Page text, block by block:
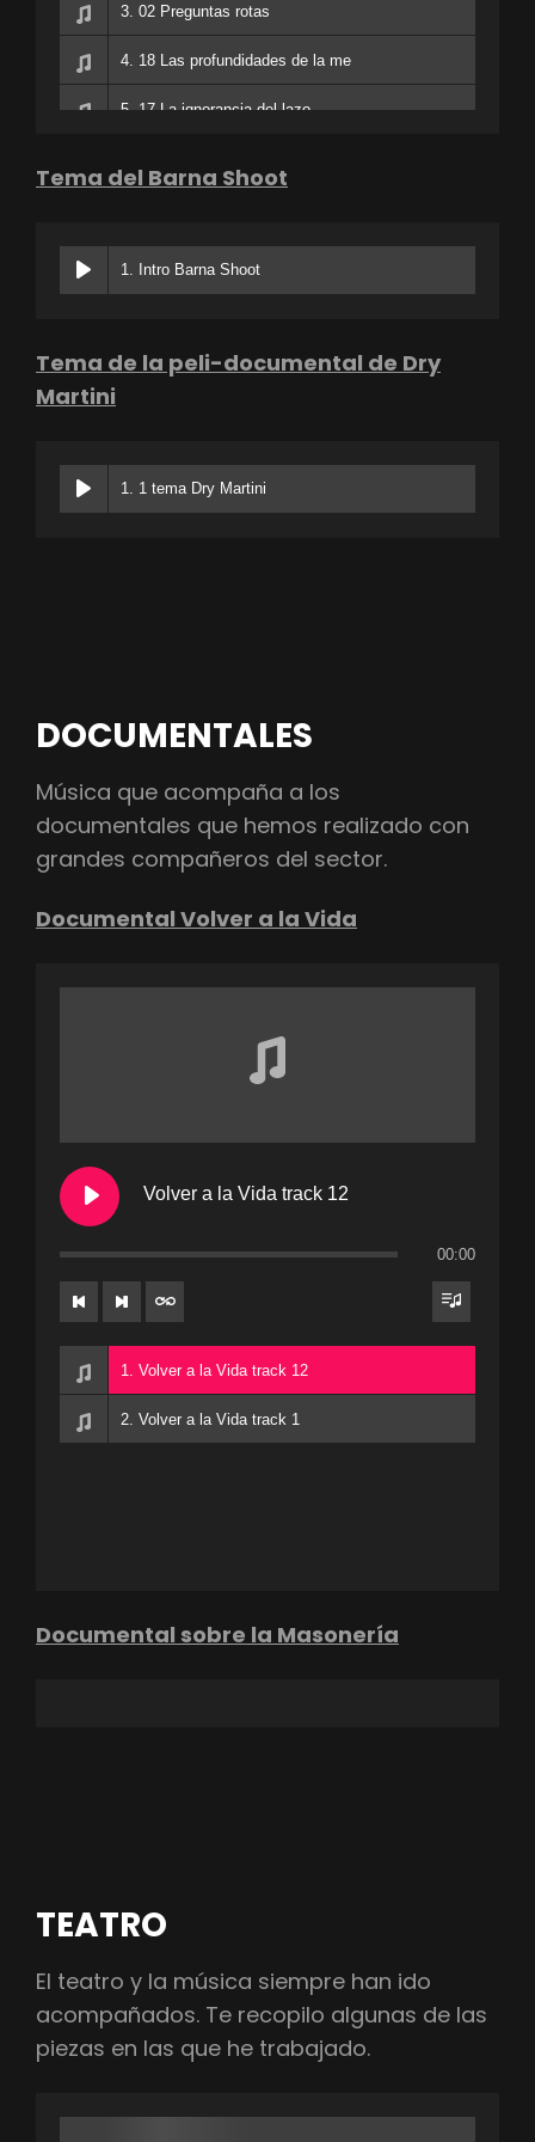
3. 02 Preguntas rotas
4. 18 Las profundidades de la me
5. 17 La ignorancia del lazo
Tema del Barna Shoot
1. Intro Barna Shoot
Tema de la peli-documental de Dry
Martini
1. 1 tema Dry Martini
DOCUMENTALES
Música que acompaña a los
documentales que hemos realizado con
grandes compañeros del sector.
Documental Volver a la Vida
Volver a la Vida track 12
00:00
1. Volver a la Vida track 12
2. Volver a la Vida track 1
Documental sobre la Masonería
TEATRO
El teatro y la música siempre han ido
acompañados. Te recopilo algunas de las
piezas en las que he trabajado.